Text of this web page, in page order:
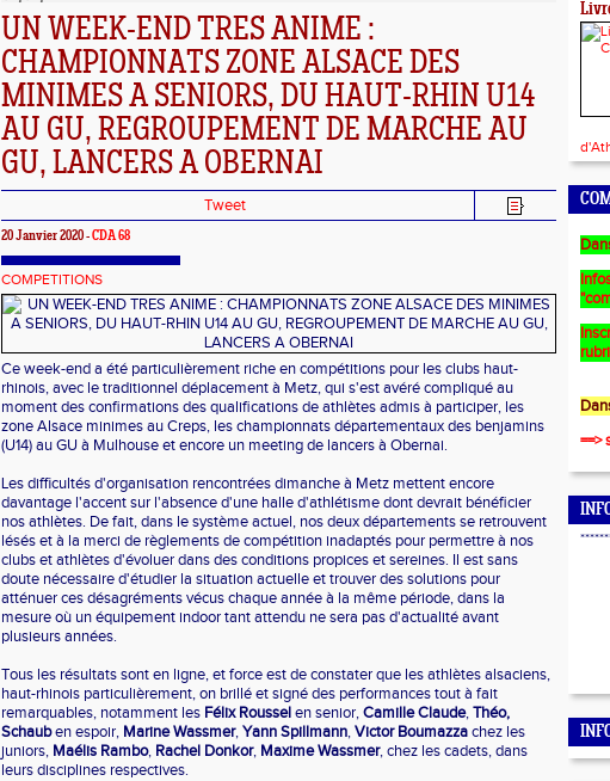
UN WEEK-END TRES ANIME :
CHAMPIONNATS ZONE ALSACE DES
MINIMES A SENIORS, DU HAUT-RHIN U14
AU GU, REGROUPEMENT DE MARCHE AU
GU, LANCERS A OBERNAI
Tweet
20 Janvier 2020 -CDA 68
COMPETITIONS
Ce week-end a été particulièrement riche en compétitions pour les clubs haut-
rhinois, avec le traditionnel déplacement à Metz, qui s'est avéré compliqué au
moment des confirmations des qualifications de athlètes admis à participer, les
zone Alsace minimes au Creps, les championnats départementaux des benjamins
(U14) au GU à Mulhouse et encore un meeting de lancers à Obernai.
Les difficultés d'organisation rencontrées dimanche à Metz mettent encore
davantage l'accent sur l'absence d'une halle d'athlétisme dont devrait bénéficier
nos athlètes. De fait, dans le système actuel, nos deux départements se retrouvent
lésés et à la merci de règlements de compétition inadaptés pour permettre à nos
clubs et athlètes d'évoluer dans des conditions propices et sereines. Il est sans
doute nécessaire d'étudier la situation actuelle et trouver des solutions pour
atténuer ces désagréments vécus chaque année à la même période, dans la
mesure où un équipement indoor tant attendu ne sera pas d'actualité avant
plusieurs années.
Tous les résultats sont en ligne, et force est de constater que les athlètes alsaciens,
haut-rhinois particulièrement, on brillé et signé des performances tout à fait
remarquables, notamment les Félix Rousselen senior,Camille Claude,Théo,
Schauben espoir, Marine Wassmer,Yann Spillmann,Victor Boumazzachez les
juniors, Maélis Rambo, Rachel Donkor, Maxime Wassmer, chez les cadets, dans
leurs disciplines respectives.
==>